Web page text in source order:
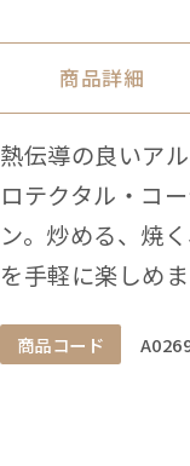
商品詳細
熱伝導の良いア
ロテクタル・コ
ン。炒める、焼
を手軽に楽しめま
商品コード